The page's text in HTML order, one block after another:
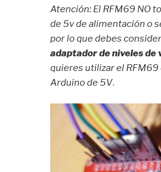
Atención: El RFM69 NO
de 5v de alimentación o
por lo que debes
adaptador de niveles de
quieres utilizar el RFM69
Arduino de 5V.